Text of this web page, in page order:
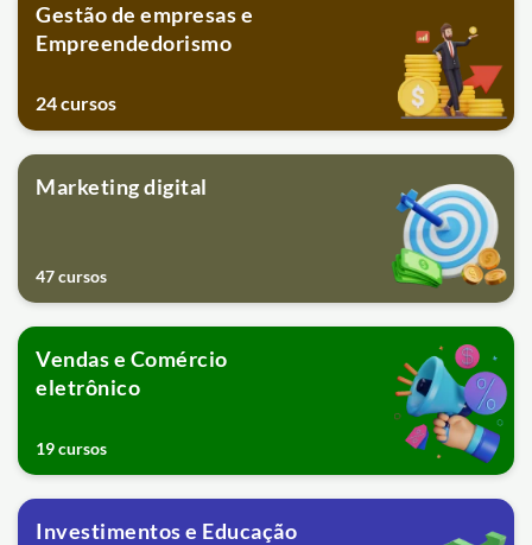
Gestão de empresas e
Empreendedorismo
24 cursos
Marketing digital
47 cursos
Vendas e Comércio
eletrônico
19 cursos
Investimentos e Educação